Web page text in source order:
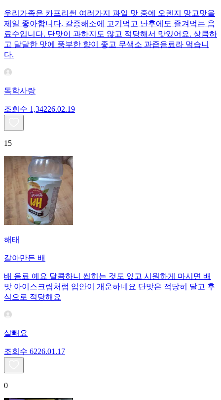
우리가족은 카프리썬 여러가지 과일 맛 중에 오렌지 망고맛을
제일 좋아합니다. 갈증해소에 고기먹고 난후에도 즐겨먹는 음
료수입니다. 단맛이 과하지도 않고 적당해서 맛있어요. 상큼하
고 달달한 맛에 풍부한 향이 좋고 무색소 과즙음료라 먹습니
다.
독학사랑
조회수 1,34226.02.19
15
해태
갈아만든 배
배 음료 예요 달콤하니 씹히는 것도 있고 시원하게 마시면 배
맛 아이스크림처럼 입안이 개운하네요 단맛은 적당히 달고 후
식으로 적당해요
살빼요
조회수 6226.01.17
0